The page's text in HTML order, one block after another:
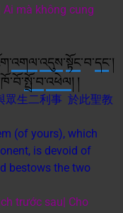
mà không cung
འགལ་འདུས་སྟོང་བ་དང༌།
སྤྲོ་བ་འཕེལ། །
眾生二利事 於此聖教
(of yours), which
is devoid of
bestows the two
trước sau| Cho